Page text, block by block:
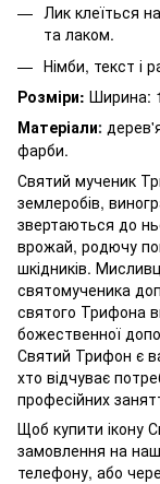
Лик клеїться
та лаком.
Німби, текст і
Розміри: Ширина:
Матеріали:
фарби.
Святий мученик
землеробів,
звертаються до
врожай, родючу
шкідників.
святомученика
святого Трифона
божественної
Святий Трифон є
хто відчуває
професійних
Щоб купити ікону
замовлення на
телефону, або